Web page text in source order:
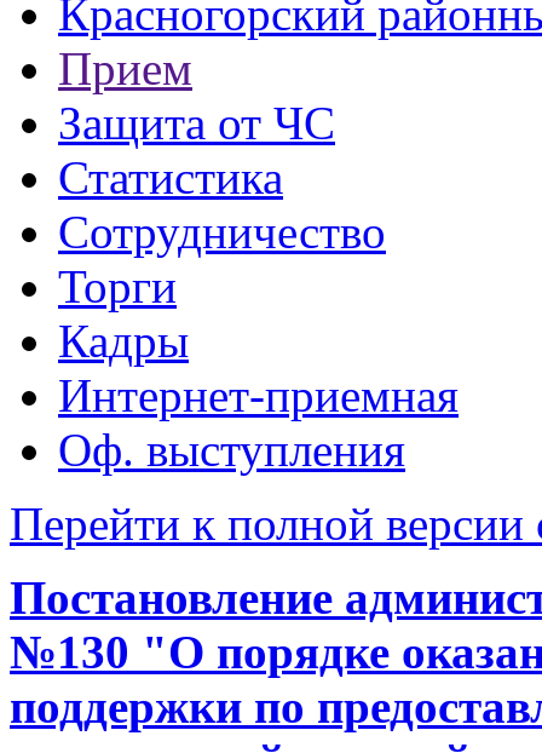
Красногорский
Прием
Защита от ЧС
Статистика
Сотрудничество
Торги
Кадры
Интернет-приемная
Оф. выступления
Перейти к полной версии
Постановление
№130 "О порядке
поддержки по